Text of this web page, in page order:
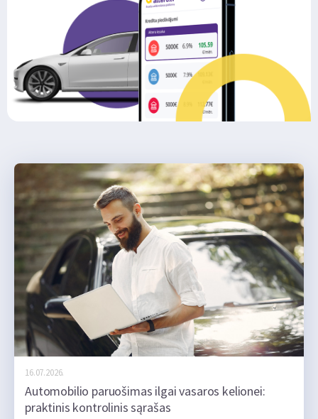
16.07.2026.
Automobilio paruošimas ilgai vasaros kelionei:
praktinis kontrolinis sąrašas